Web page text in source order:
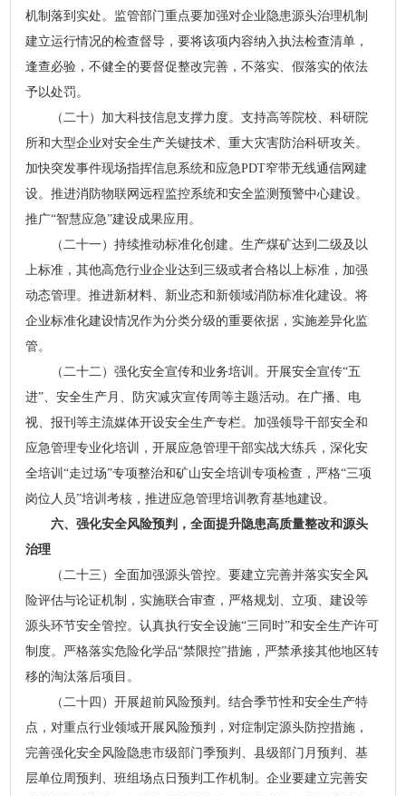
机制落到实处。监管部门重点要加强对企业隐患源头治理机制
建立运行情况的检查督导，要将该项内容纳入执法检查清单，
逢查必验，不健全的要督促整改完善，不落实、假落实的依法
予以处罚。
（二十）加大科技信息支撑力度。支持高等院校、科研院
所和大型企业对安全生产关键技术、重大灾害防治科研攻关。
加快突发事件现场指挥信息系统和应急PDT窄带无线通信网建
设。推进消防物联网远程监控系统和安全监测预警中心建设。
推广“智慧应急”建设成果应用。
（二十一）持续推动标准化创建。生产煤矿达到二级及以
上标准，其他高危行业企业达到三级或者合格以上标准，加强
动态管理。推进新材料、新业态和新领域消防标准化建设。将
企业标准化建设情况作为分类分级的重要依据，实施差异化监
管。
（二十二）强化安全宣传和业务培训。开展安全宣传“五
进”、安全生产月、防灾减灾宣传周等主题活动。在广播、电
视、报刊等主流媒体开设安全生产专栏。加强领导干部安全和
应急管理专业化培训，开展应急管理干部实战大练兵，深化安
全培训“走过场”专项整治和矿山安全培训专项检查，严格“三项
岗位人员”培训考核，推进应急管理培训教育基地建设。
六、强化安全风险预判，全面提升隐患高质量整改和源头
治理
（二十三）全面加强源头管控。要建立完善并落实安全风
险评估与论证机制， 实施联合审查，严格规划、立项、建设等
源头环节安全管控。认真执行安全设施“三同时”和安全生产许可
制度。严格落实危险化学品“禁限控”措施，严禁承接其他地区转
移的淘汰落后项目。
（二十四）开展超前风险预判。结合季节性和安全生产特
点，对重点行业领域开展风险预判，对症制定源头防控措施，
完善强化安全风险隐患市级部门季预判、县级部门月预判、基
层单位周预判、班组场点日预判工作机制。企业要建立完善安